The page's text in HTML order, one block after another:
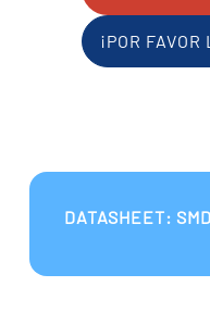
¡POR
DATASHEET: